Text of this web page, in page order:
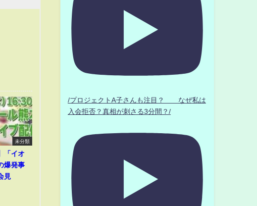
未分類
「イオ
爆発事
見
/プロジェクトA子さんも注目？ なぜ私は
入会拒否？真相が刺さる3分間？/